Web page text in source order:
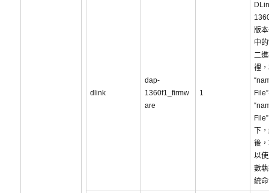
dlink
dap-
1360f1_firmw
are
1
版
中
二
裡
下
後
以使
數
統